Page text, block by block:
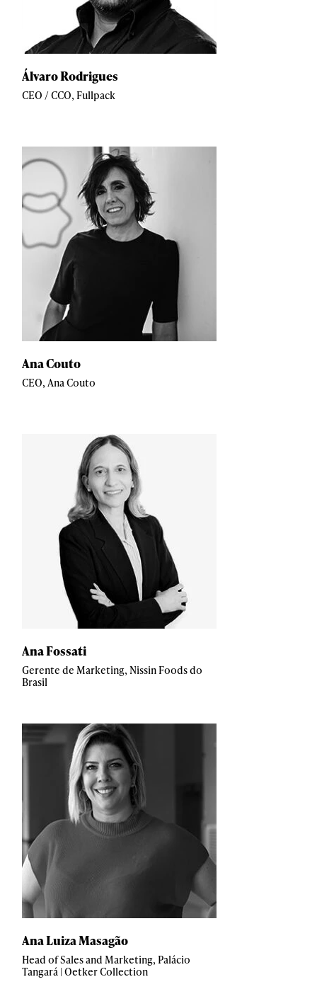
Álvaro Rodrigues
CEO / CCO, Fullpack
Ana Couto
CEO, Ana Couto
Ana Fossati
Gerente de Marketing, Nissin Foods do
Brasil
Ana Luiza Masagão
Head of Sales and Marketing, Palácio
Tangará | Oetker Collection